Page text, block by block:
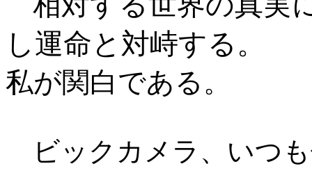
し運命と対峙する。
私が関白である 。
ビックカメラ、いつ